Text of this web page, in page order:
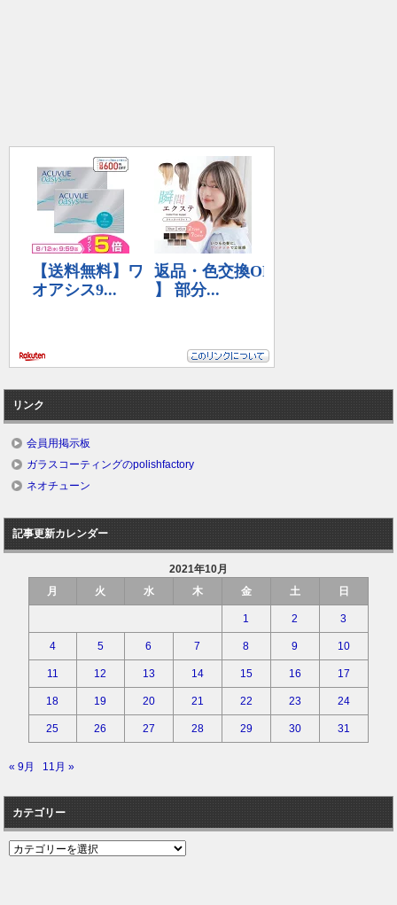
リンク
会員用掲示板
ガラスコーティングのpolishfactory
ネオチューン
記事更新カレンダー
2021年10月
月
火 水 木 金 土 日
1 2 3
4 5 6 7 8 9 10
11 12 13 14 15 16 17
18 19 20 21 22 23 24
25 26 27 28 29 30 31
« 9月 11月 »
カテゴリー
カ